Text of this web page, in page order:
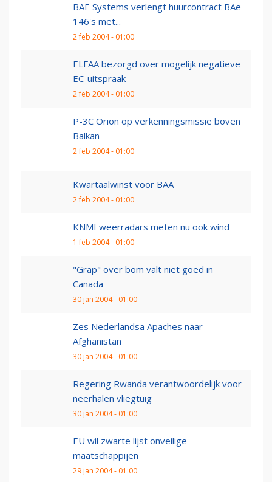
BAE Systems verlengt huurcontract BAe
146's met...
2 feb 2004 - 01:00
ELFAA bezorgd over mogelijk negatieve
EC-uitspraak
2 feb 2004 - 01:00
P-3C Orion op verkenningsmissie boven
Balkan
2 feb 2004 - 01:00
Kwartaalwinst voor BAA
2 feb 2004 - 01:00
KNMI weerradars meten nu ook wind
1 feb 2004 - 01:00
"Grap" over bom valt niet goed in
Canada
30 jan 2004 - 01:00
Zes Nederlandsa Apaches naar
Afghanistan
30 jan 2004 - 01:00
Regering Rwanda verantwoordelijk voor
neerhalen vliegtuig
30 jan 2004 - 01:00
EU wil zwarte lijst onveilige
maatschappijen
29 jan 2004 - 01:00